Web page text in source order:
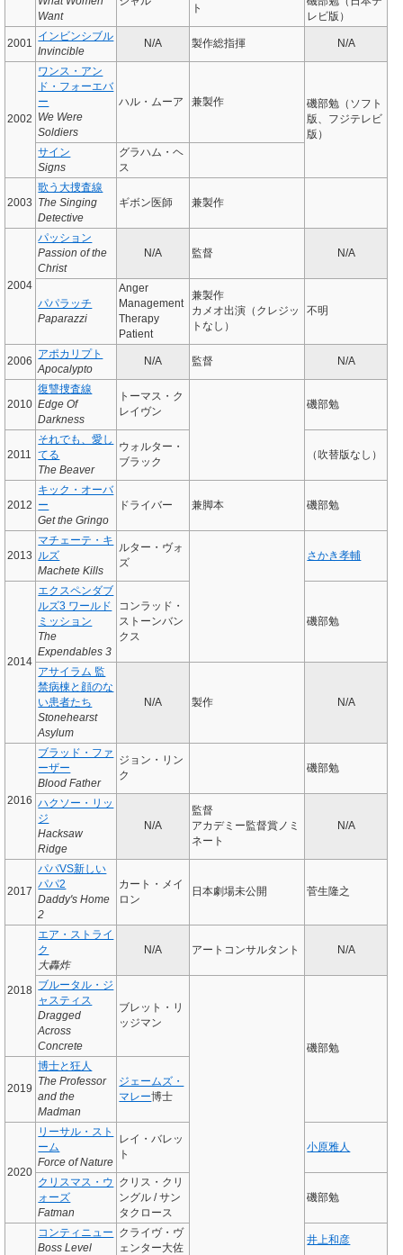
Want
ト
レビ版）
2001
インビンシブル
Invincible
N/A 製作総指揮 N/A
2002
ワンス・アン
ド・フォーエバ
ー
We Were
Soldiers
ハル・ムーア 兼製作
磯部勉（ソフト
版、フジテレビ
版）
サイン
Signs
グラハム・ヘ
ス
2003
歌う大捜査線
The Singing
Detective
ギボン医師 兼製作
2004
パッション
Passion of the
Christ
N/A 監督 N/A
パパラッチ
Paparazzi
Anger
Management
Therapy
Patient
兼製作
カメオ出演（クレジッ
トなし）
不明
2006
アポカリプト
Apocalypto
N/A 監督 N/A
2010
復讐捜査線
Edge Of
Darkness
トーマス・ク
レイヴン
磯部勉
2011
それでも、愛し
てる
The Beaver
ウォルター・
ブラック
（吹替版なし）
2012
キック・オーバ
ー
Get the Gringo
ドライバー 兼脚本 磯部勉
2013
マチェーテ・キ
ルズ
Machete Kills
ルター・ヴォ
ズ
さかき孝輔
2014
エクスペンダブ
ルズ3 ワールド
ミッション
The
Expendables 3
コンラッド・
ストーンバン
クス
磯部勉
アサイラム 監
禁病棟と顔のな
い患者たち
Stonehearst
Asylum
N/A 製作 N/A
2016
ブラッド・ファ
ーザー
Blood Father
ジョン・リン
ク
磯部勉
ハクソー・リッ
ジ
Hacksaw
Ridge
N/A
監督
アカデミー監督賞ノミ
ネート
N/A
2017
パパVS新しい
パパ2
Daddy's Home
2
カート・メイ
ロン
日本劇場未公開 菅生隆之
2018
エア・ストライ
ク
大轟炸
N/A アートコンサルタント N/A
ブルータル・ジ
ャスティス
Dragged
Across
Concrete
ブレット・リ
ッジマン
磯部勉
2019
博士と狂人
The Professor
and the
Madman
ジェームズ・
マレー博士
2020
リーサル・スト
ーム
Force of Nature
レイ・バレッ
ト
小原雅人
クリスマス・ウ
ォーズ
Fatman
クリス・クリ
ングル / サン
タクロース
磯部勉
コンティニュー
Boss Level
クライヴ・ヴ
ェンター大佐
井上和彦